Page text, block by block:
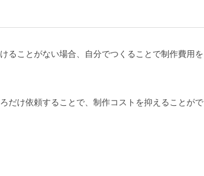
ることがない場合、自分でつくることで制作費用を
だけ依頼することで、制作コストを抑えることがで